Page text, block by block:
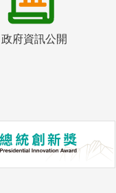
政府資訊公開